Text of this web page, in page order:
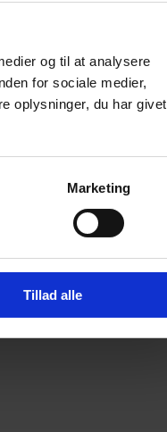
og til at analysere
for sociale medier,
oplysninger, du har givet
Marketing
Tillad alle